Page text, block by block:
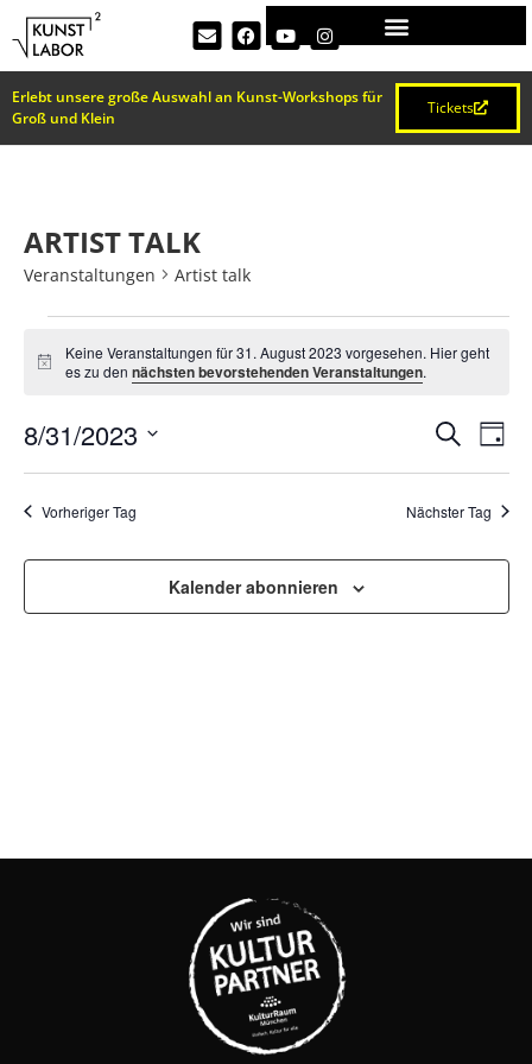
Erlebt unsere große Auswahl an Kunst-Workshops für
Groß und Klein
Tickets
ARTIST TALK
Veranstaltungen Artist talk
Hinweis
Keine Veranstaltungen für 31. August 2023 vorgesehen. Hier geht
es zu dennächsten bevorstehenden Veranstaltungen.
UND
SucheTag
8/31/2023
wählen.
Vorheriger Tag Nächster Tag
Kalender abonnieren